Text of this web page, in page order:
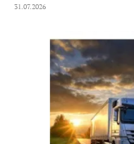
31.07.2026